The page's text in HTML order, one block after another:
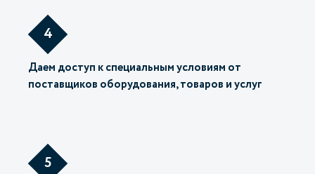
4
Даем доступ к специальным условиям от
поставщиков оборудования, товаров и услуг
5